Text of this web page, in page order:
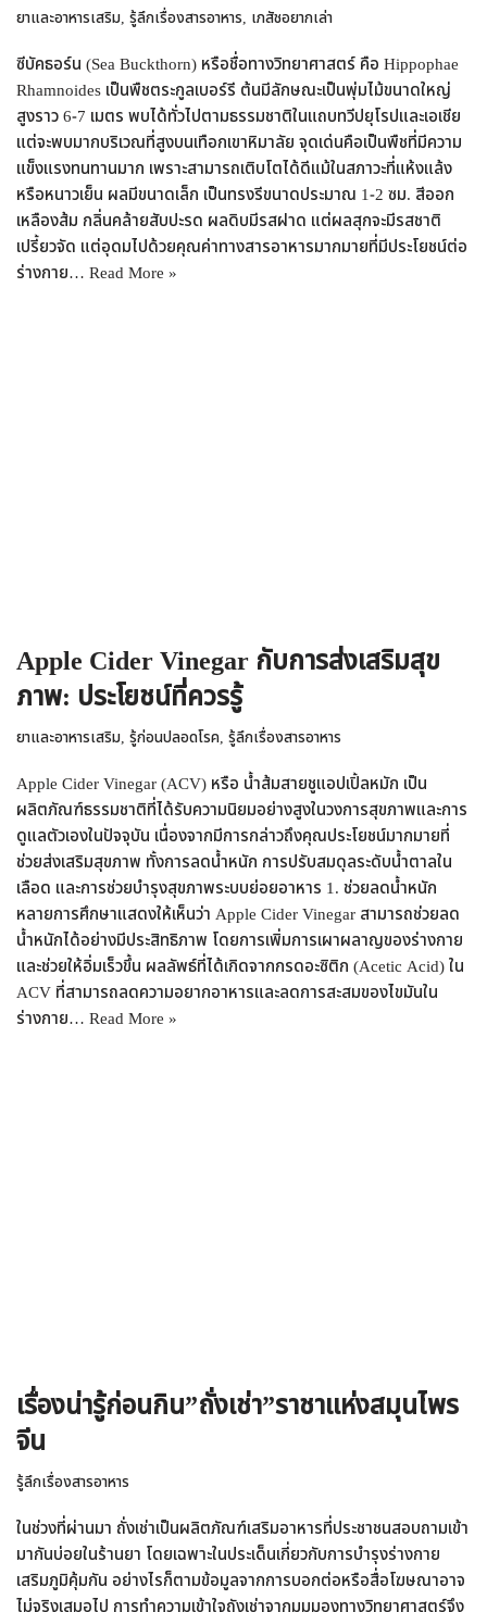
ยาและอาหารเสริม, รู้ลึกเรื่องสารอาหาร, เภสัชอยากเล่า
ซีบัคธอร์น (Sea Buckthorn) หรือชื่อทางวิทยาศาสตร์ คือ Hippophae
Rhamnoides เป็นพืชตระกูลเบอร์รี ต้นมีลักษณะเป็นพุ่มไม้ขนาดใหญ่
สูงราว 6-7 เมตร พบได้ทั่วไปตามธรรมชาติในแถบทวีปยุโรปและเอเชีย
แต่จะพบมากบริเวณที่สูงบนเทือกเขาหิมาลัย จุดเด่นคือเป็นพืชที่มีความ
แข็งแรงทนทานมาก เพราะสามารถเติบโตได้ดีแม้ในสภาวะที่แห้งแล้ง
หรือหนาวเย็น ผลมีขนาดเล็ก เป็นทรงรีขนาดประมาณ 1-2 ซม. สีออก
เหลืองส้ม กลิ่นคล้ายสับปะรด ผลดิบมีรสฝาด แต่ผลสุกจะมีรสชาติ
เปรี้ยวจัด แต่อุดมไปด้วยคุณค่าทางสารอาหารมากมายที่มีประโยชน์ต่อ
ร่างกาย… Read More »
Apple Cider Vinegar กับการส่งเสริมสุข
ภาพ: ประโยชน์ที่ควรรู้
ยาและอาหารเสริม, รู้ก่อนปลอดโรค, รู้ลึกเรื่องสารอาหาร
Apple Cider Vinegar (ACV) หรือ น้ำส้มสายชูแอปเปิ้ลหมัก เป็น
ผลิตภัณฑ์ธรรมชาติที่ได้รับความนิยมอย่างสูงในวงการสุขภาพและการ
ดูแลตัวเองในปัจจุบัน เนื่องจากมีการกล่าวถึงคุณประโยชน์มากมายที่
ช่วยส่งเสริมสุขภาพ ทั้งการลดน้ำหนัก การปรับสมดุลระดับน้ำตาลใน
เลือด และการช่วยบำรุงสุขภาพระบบย่อยอาหาร 1. ช่วยลดน้ำหนัก
หลายการศึกษาแสดงให้เห็นว่า Apple Cider Vinegar สามารถช่วยลด
น้ำหนักได้อย่างมีประสิทธิภาพ โดยการเพิ่มการเผาผลาญของร่างกาย
และช่วยให้อิ่มเร็วขึ้น ผลลัพธ์ที่ได้เกิดจากกรดอะซิติก (Acetic Acid) ใน
ACV ที่สามารถลดความอยากอาหารและลดการสะสมของไขมันใน
ร่างกาย… Read More »
เรื่องน่ารู้ก่อนกิน”ถั่งเช่า”ราชาแห่งสมุนไพร
จีน
รู้ลึกเรื่องสารอาหาร
ในช่วงที่ผ่านมา ถั่งเช่าเป็นผลิตภัณฑ์เสริมอาหารที่ประชาชนสอบถามเข้า
มากันบ่อยในร้านยา โดยเฉพาะในประเด็นเกี่ยวกับการบำรุงร่างกาย
เสริมภูมิคุ้มกัน อย่างไรก็ตามข้อมูลจากการบอกต่อหรือสื่อโฆษณาอาจ